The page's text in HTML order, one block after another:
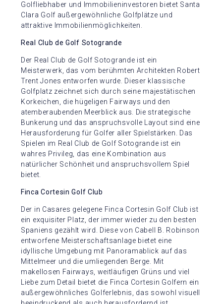
Golfliebhaber und Immobilieninvestoren bietet Santa
Clara Golf außergewöhnliche Golfplätze und
attraktive Immobilienmöglichkeiten.
Real Club de Golf Sotogrande
Der Real Club de Golf Sotogrande ist ein
Meisterwerk, das vom berühmten Architekten Robert
Trent Jones entworfen wurde. Dieser klassische
Golfplatz zeichnet sich durch seine majestätischen
Korkeichen, die hügeligen Fairways und den
atemberaubenden Meerblick aus. Die strategische
Bunkerung und das anspruchsvolle Layout sind eine
Herausforderung für Golfer aller Spielstärken. Das
Spielen im Real Club de Golf Sotogrande ist ein
wahres Privileg, das eine Kombination aus
natürlicher Schönheit und anspruchsvollem Spiel
bietet.
Finca Cortesin Golf Club
Der in Casares gelegene Finca Cortesin Golf Club ist
ein exquisiter Platz, der immer wieder zu den besten
Spaniens gezählt wird. Diese von Cabell B. Robinson
entworfene Meisterschaftsanlage bietet eine
idyllische Umgebung mit Panoramablick auf das
Mittelmeer und die umliegenden Berge. Mit
makellosen Fairways, weitläufigen Grüns und viel
Liebe zum Detail bietet die Finca Cortesin Golfern ein
außergewöhnliches Golferlebnis, das sowohl visuell